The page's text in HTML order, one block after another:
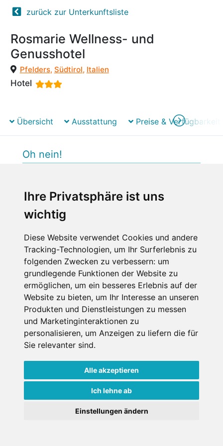
Ihre Privatsphäre ist uns
wichtig
Diese Website verwendet Cookies und andere
Tracking-Technologien, um Ihr Surferlebnis zu
folgenden Zwecken zu verbessern: um
grundlegende Funktionen der Website zu
ermöglichen, um ein besseres Erlebnis auf der
Website zu bieten, um Ihr Interesse an unseren
Produkten und Dienstleistungen zu messen
und Marketinginteraktionen zu
personalisieren, um Anzeigen zu liefern die für
Sie relevanter sind.
Alle akzeptieren
Ich lehne ab
Einstellungen ändern
zurück zur Unterkunftsliste
Rosmarie Wellness- und
Genusshotel
Pfelders, Südtirol, Italien
Hotel
Übersicht Ausstattung Preise & Verfügbarkeit
Oh nein!
unerwarteter Fehler aufgetreten.
Bitte versuchen Sie es später erneut.
Datenschutzbedingungen
Nutzungsbedingungen Impressum Kontakt
Copyright © Schneemenschen GmbH 2026